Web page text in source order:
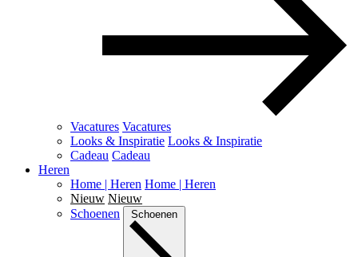
Vacatures Vacatures
Looks & Inspiratie Looks & Inspiratie
Cadeau Cadeau
Heren
Home | Heren Home | Heren
Nieuw Nieuw
Schoenen
Schoenen